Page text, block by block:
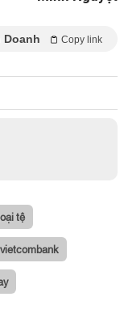
Doanh Copy link
tệ